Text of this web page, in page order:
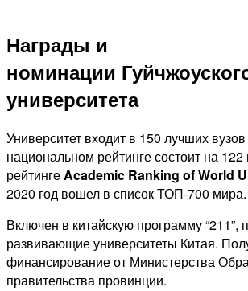
Награды и
номинации
университета
Университет входит в 150 лучших
национальном рейтинге состоит на
рейтингеAcademic Ranking of World
2020 год вошел в список ТОП-700 мира.
Включен в китайскую программу
развивающие университеты Китая.
финансирование от Министерства
правительства провинции.